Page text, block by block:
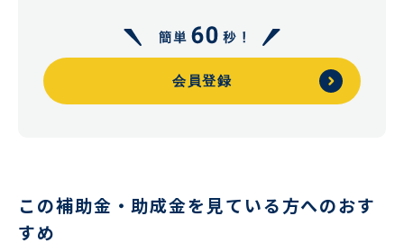
会員登録
この補助金・助成金を見ている方へのおす
すめ